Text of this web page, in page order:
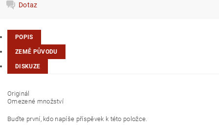
Dotaz
POPIS
ZEMĚ PŮVODU
DISKUZE
Originál
Omezené množství
Buďte první, kdo napíše příspěvek k této položce.